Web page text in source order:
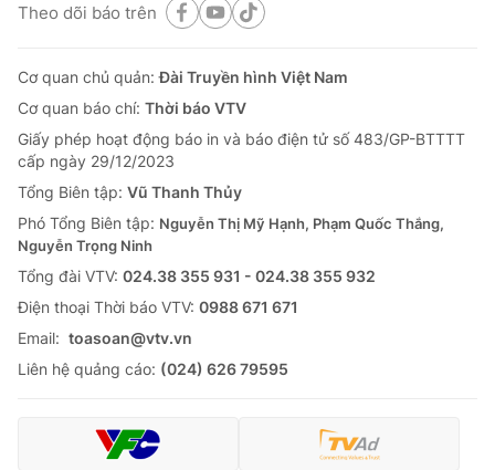
Theo dõi báo trên
Cơ quan chủ quản:Đài Truyền hình Việt Nam
Cơ quan báo chí: Thời báo VTV
Giấy phép hoạt động báo in và báo điện tử số 483/GP-BTTTT
cấp ngày 29/12/2023
Tổng Biên tập: Vũ Thanh Thủy
Phó Tổng Biên tập: Nguyễn Thị Mỹ Hạnh, Phạm Quốc Thắng,
Nguyễn Trọng Ninh
Tổng đài VTV: 024.38 355 931 - 024.38 355 932
Ðiện thoại Thời báo VTV: 0988 671 671
Email: toasoan@vtv.vn
Liên hệ quảng cáo: (024) 626 79595